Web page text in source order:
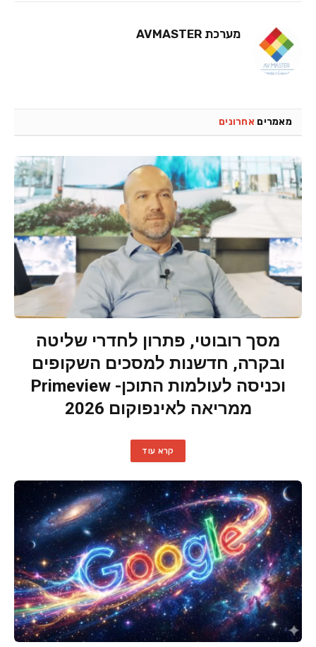
מערכת AVMASTER
מאמרים אחרונים
מסך רובוטי, פתרון לחדרי שליטה
ובקרה, חדשנות למסכים השקופים
וכניסה לעולמות התוכן- Primeview
ממריאה לאינפוקום 2026
קרא עוד